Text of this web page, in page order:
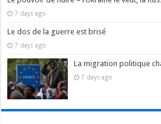
7 days ago
Le dos de la guerre est brisé
7 days ago
La migration politique
7 days ago